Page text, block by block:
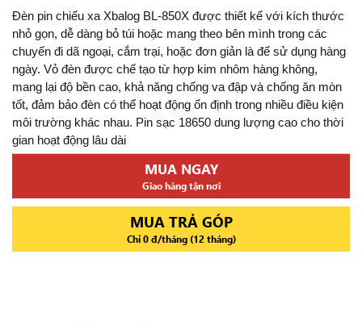
Đèn pin chiếu xa Xbalog BL-850X được thiết kế với kích thước
nhỏ gọn, dễ dàng bỏ túi hoặc mang theo bên mình trong các
chuyến đi dã ngoại, cắm trại, hoặc đơn giản là để sử dụng hàng
ngày. Vỏ đèn được chế tạo từ hợp kim nhôm hàng không,
mang lại độ bền cao, khả năng chống va đập và chống ăn mòn
tốt, đảm bảo đèn có thể hoạt động ổn định trong nhiều điều kiện
môi trường khác nhau. Pin sạc 18650 dung lượng cao cho thời
gian hoạt động lâu dài
MUA NGAY
Giao hàng tận nơi
MUA TRẢ GÓP
Chỉ 0 đ/tháng (12 tháng)